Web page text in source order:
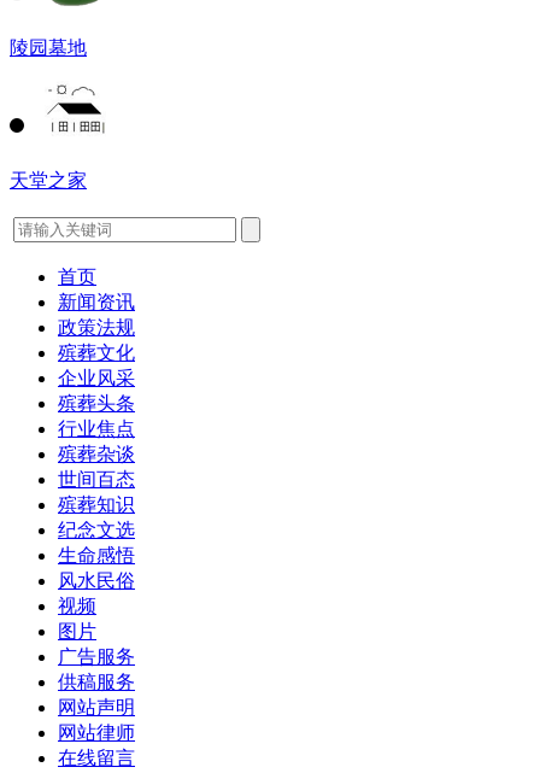
陵园墓地
天堂之家
首页
新闻资讯
政策法规
殡葬文化
企业风采
殡葬头条
行业焦点
殡葬杂谈
世间百态
殡葬知识
纪念文选
生命感悟
风水民俗
视频
图片
广告服务
供稿服务
网站声明
网站律师
在线留言